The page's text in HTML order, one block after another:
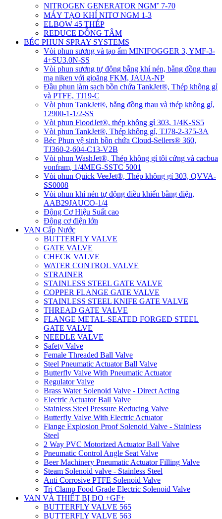
NITROGEN GENERATOR NGM⁺ 7-70
MÁY TẠO KHÍ NITƠ NGM 1-3
ELBOW 45 THÉP
REDUCE ĐỒNG TÂM
BÉC PHUN SPRAY SYSTEMS
Vòi phun sương và tạo ẩm MINIFOGGER 3, YMF-3-
4+SU3.0N-SS
Vòi phun sương tự động bằng khí nén, bằng đồng thau
mạ niken với gioăng FKM, JAUA-NP
Đầu phun làm sạch bồn chứa TankJet®, Thép không gỉ
và PTFE, TJ19-C
Vòi phun TankJet®, bằng đồng thau và thép không gỉ,
12900-1-1/2-SS
Vòi phun FloodJet®, thép không gỉ 303, 1/4K-SS5
Vòi phun TankJet®, Thép không gỉ, TJ78-2-375-3A
Béc Phun vệ sinh bồn chứa Cloud-Sellers® 360,
TJ360-2-604-C13-V2B
Vòi phun WashJet®, Thép không gỉ tôi cứng và cacbua
vonfram, 1/4MEG-SSTC 5001
Vòi phun Quick VeeJet®, Thép không gỉ 303, QVVA-
SS0008
Vòi phun khí nén tự động điều khiển bằng điện,
AAB29JAUCO-1/4
Động Cơ Hiệu Suất cao
Động cơ điện lớn
VAN Cấp Nước
BUTTERFLY VALVE
GATE VALVE
CHECK VALVE
WATER CONTROL VALVE
STRAINER
STAINLESS STEEL GATE VALVE
COPPER FLANGE GATE VALVE
STAINLESS STEEL KNIFE GATE VALVE
THREAD GATE VALVE
FLANGE METAL-SEATED FORGED STEEL
GATE VALVE
NEEDLE VALVE
Safety Valve
Female Threaded Ball Valve
Steel Pneumatic Actuator Ball Valve
Butterfly Valve With Pneumatic Actuator
Regulator Valve
Brass Water Solenoid Valve - Direct Acting
Electric Actuator Ball Valve
Stainless Steel Pressure Reducing Valve
Butterfly Valve With Electric Actuator
Flange Explosion Proof Solenoid Valve - Stainless
Steel
2 Way PVC Motorized Actuator Ball Valve
Pneumatic Control Angle Seat Valve
Beer Machinery Pneumatic Actuator Filling Valve
Steam Solenoid valve - Stainless Steel
Anti Corrosive PTFE Solenoid Valve
Tri Clamp Food Grade Electric Solenoid Valve
VAN VÀ THIẾT BỊ ĐO +GF+
BUTTERFLY VALVE 565
BUTTERFLY VALVE 563